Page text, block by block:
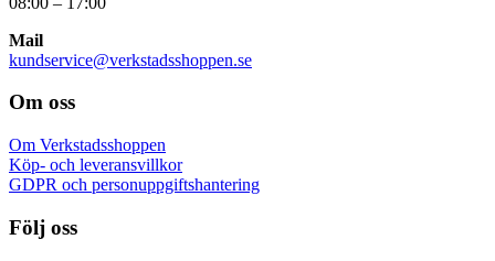
Mail
kundservice@verkstadsshoppen.se
Om oss
Om Verkstadsshoppen
Köp- och leveransvillkor
GDPR och personuppgiftshantering
Följ oss